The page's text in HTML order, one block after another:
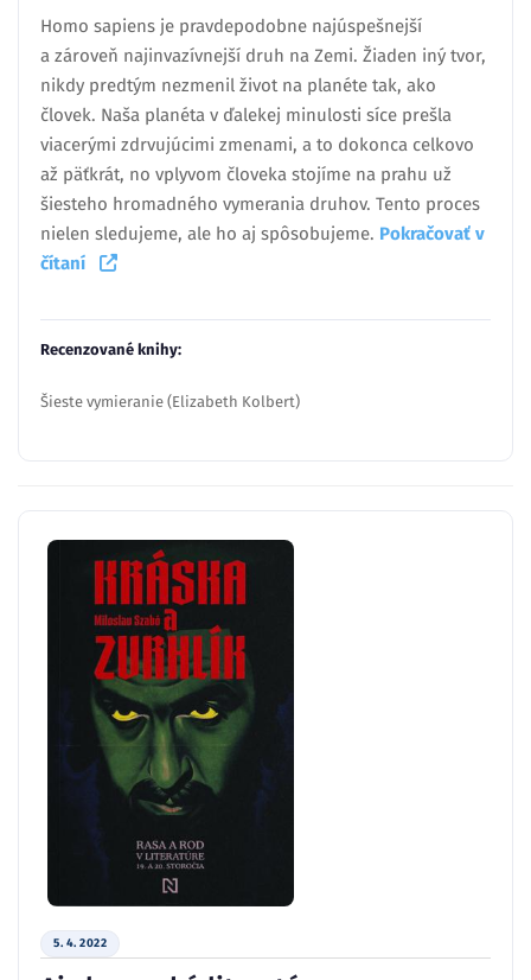
Homo sapiens je pravdepodobne najúspešnejší
a zároveň najinvazívnejší druh na Zemi. Žiaden iný tvor,
nikdy predtým nezmenil život na planéte tak, ako
človek. Naša planéta v ďalekej minulosti síce prešla
viacerými zdrvujúcimi zmenami, a to dokonca celkovo
až päťkrát, no vplyvom človeka stojíme na prahu už
šiesteho hromadného vymerania druhov. Tento proces
nielen sledujeme, ale ho aj spôsobujeme. Pokračovať v
čítaní
Recenzované knihy:
Šieste vymieranie (Elizabeth Kolbert)
5. 4. 2022